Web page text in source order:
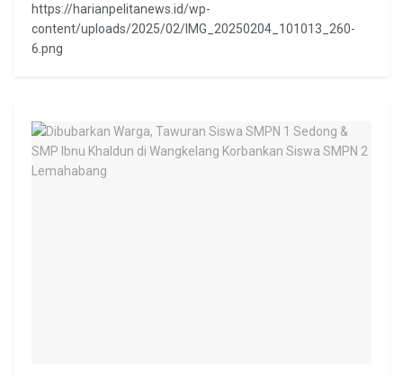
https://harianpelitanews.id/wp-
content/uploads/2025/02/IMG_20250204_101013_260-
6.png